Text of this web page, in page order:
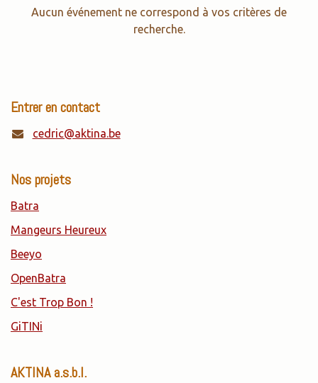
Aucun événement ne correspond à vos critères de
recherche.
Entrer en contact
cedric@aktina.be
Nos projets
Batra
Mangeurs Heureux
Beeyo
OpenBatra
C'est Trop Bon !
GiTINi
AKTINA a.s.b.l.